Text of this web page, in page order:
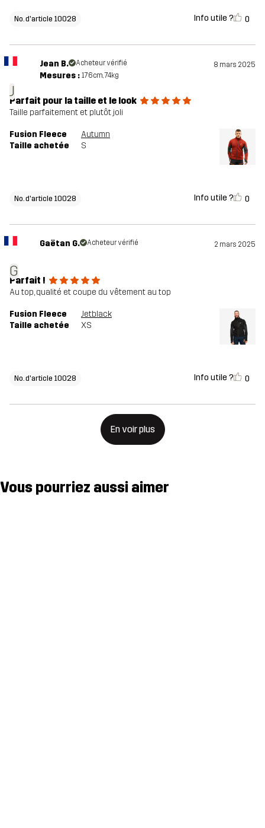
No. d'article 10028 Info utile ? 0
J
Jean B. Acheteur vérifié 8 mars 2025
Mesures : 176cm, 74kg
Parfait pour la taille et le look
Taille parfaitement et plutôt joli
Fusion Fleece
Autumn
Taille achetée
S
No. d'article 10028 Info utile ? 0
G
Gaëtan G. Acheteur vérifié 2 mars 2025
Parfait !
Au top, qualité et coupe du vêtement au top
Fusion Fleece
Jetblack
Taille achetée
XS
No. d'article 10028 Info utile ? 0
En voir plus
Vous pourriez aussi aimer